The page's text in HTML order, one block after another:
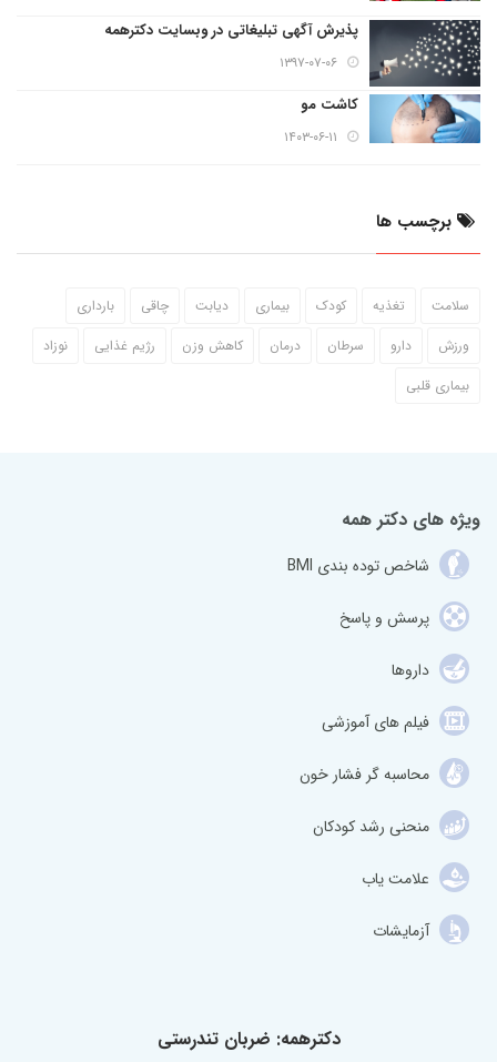
پذیرش آگهی تبلیغاتی در وبسایت دکترهمه
۱۳۹۷-۰۷-۰۶
کاشت مو
۱۴۰۳-۰۶-۱۱
برچسب ها
سلامت تغذیه کودک بیماری دیابت چاقی
بارداری
ورزش
دارو سرطان درمان کاهش وزن رژیم غذایی
نوزاد
بیماری قلبی
ویژه های دکتر همه
شاخص توده بندی BMI
پرسش و پاسخ
داروها
فیلم های آموزشی
محاسبه گر فشار خون
منحنی رشد کودکان
علامت یاب
آزمایشات
دکترهمه: ضربان تندرستی